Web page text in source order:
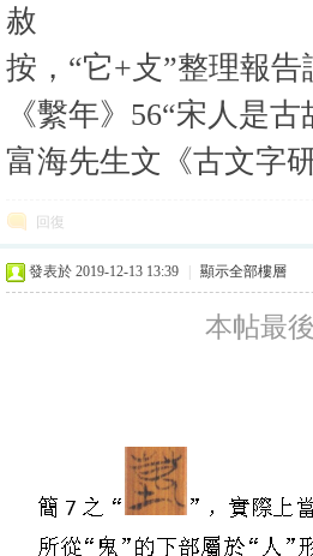
赦
按，“它+攴”整理報
《繫年》56“宋人是
富海先生文《古文字
回復
發表於 2019-12-13 13:39 顯示全部樓層
本帖最